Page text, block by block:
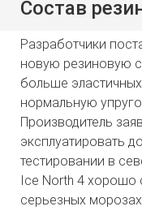
Состав
Разработчики
новую резиновую
больше
нормальную
Производитель
эксплуатировать
тестировании в
Ice North 4 хорошо
серьезных